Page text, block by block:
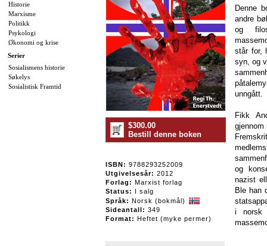
Historie
Marxisme
Politikk
Psykologi
Økonomi og krise
Serier
Sosialismens historie
Søkelys
Sosialistisk Framtid
$300.00
Bestill denne boken
ISBN: 9788293252009
Utgivelsesår: 2012
Forlag: Marxist forlag
Status: I salg
Språk: Norsk (bokmål)
Sideantall: 349
Format: Heftet (myke permer)
Denne
andre
og
står for,
syn, og
unngått.
Fikk
gjennom
og
nazist
Ble han
i norsk